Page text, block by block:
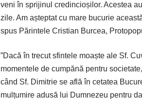
veni în sprijinul credincioșilor. Acestea
zile. Am așteptat cu mare bucurie
spus Părintele Cristian Burcea,
”Dacă în trecut sfintele moaște ale Sf.
momentele de cumpănă pentru
când Sf. Dimitrie se află în cetatea
mulțumire adusă lui Dumnezeu pentru